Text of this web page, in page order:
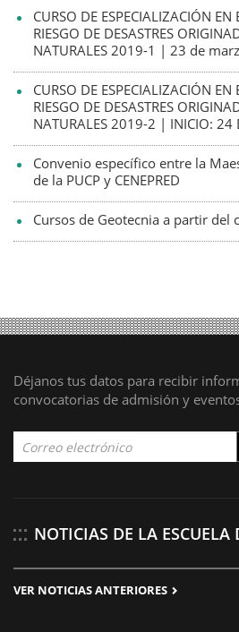
CURSO DE ESPECIALIZACIÓN
RIESGO DE DESASTRES
NATURALES 2019-1 | 23 de
CURSO DE ESPECIALIZACIÓN
RIESGO DE DESASTRES
NATURALES 2019-2 | INICIO: 24
Convenio específico entre la
de la PUCP y CENEPRED
Cursos de Geotecnia a partir del
Déjanos tus datos para recibir
convocatorias de admisión y
NOTICIAS DE LA ESCUELA
VER NOTICIAS ANTERIORES